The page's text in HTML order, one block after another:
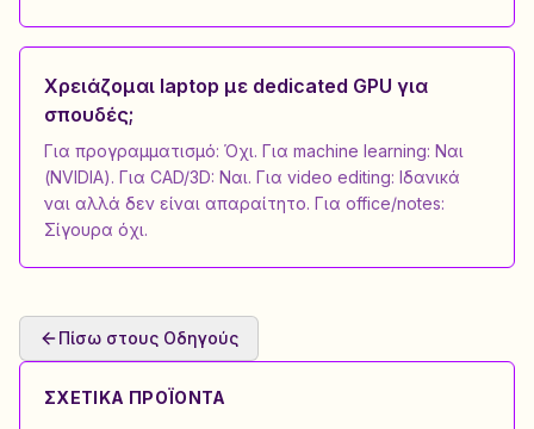
Χρειάζομαι laptop με dedicated GPU για
σπουδές;
Για προγραμματισμό: Όχι. Για machine learning: Ναι
(NVIDIA). Για CAD/3D: Ναι. Για video editing: Ιδανικά
ναι αλλά δεν είναι απαραίτητο. Για office/notes:
Σίγουρα όχι.
Πίσω στους Οδηγούς
ΣΧΕΤΙΚΆ ΠΡΟΪΌΝΤΑ